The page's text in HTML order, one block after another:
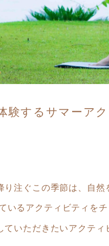
験するサマーア
り注ぐこの季節は、自
いるアクティビティを
いただきたいアクティ